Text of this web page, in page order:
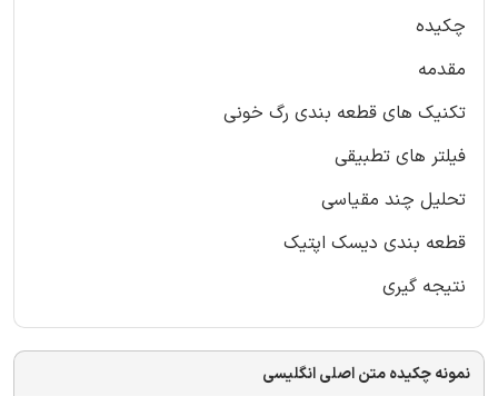
چکیده
مقدمه
تکنیک های قطعه بندی رگ خونی
فیلتر های تطبیقی
تحلیل چند مقیاسی
قطعه بندی دیسک اپتیک
نتیجه گیری
نمونه چکیده متن اصلی انگلیسی